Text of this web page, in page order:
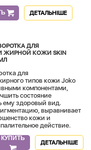
ДЕТАЛЬНІШЕ
ДЛЯ
ЖИРНОЙ КОЖИ SKIN
для
типов кожи Joko
компонентами,
состояние
ему здоровый вид.
выравнивает
кожи и
действие.
КУПИТЬ
ДЕТАЛЬНІШЕ